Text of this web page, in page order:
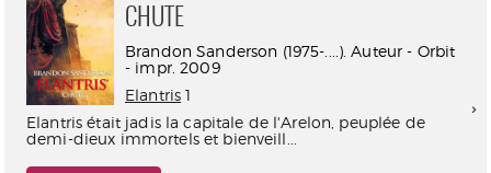
CHUTE
Brandon Sanderson (1975-....). Auteur - Orbit
- impr. 2009
Elantris 1
Elantris était jadis la capitale de l'Arelon, peuplée de
demi-dieux immortels et bienveill...